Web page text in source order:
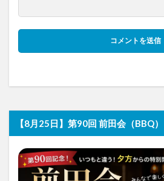
【8月25日】第90回 前田会（BBQ）